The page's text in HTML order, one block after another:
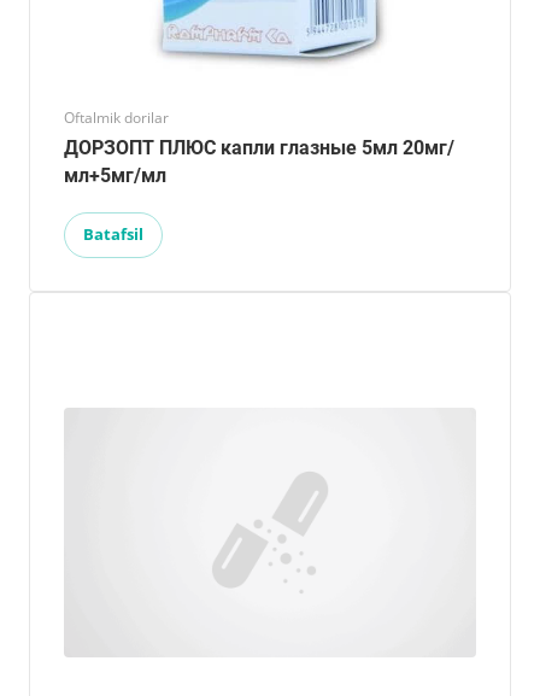
Oftalmik dorilar
ДОРЗОПТ ПЛЮС капли глазные 5мл 20мг/
мл+5мг/мл
Batafsil